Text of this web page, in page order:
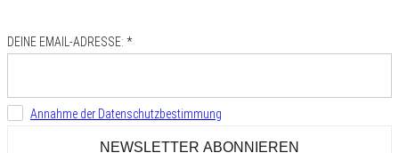
DEINE EMAIL-ADRESSE: *
Annahme der Datenschutzbestimmung